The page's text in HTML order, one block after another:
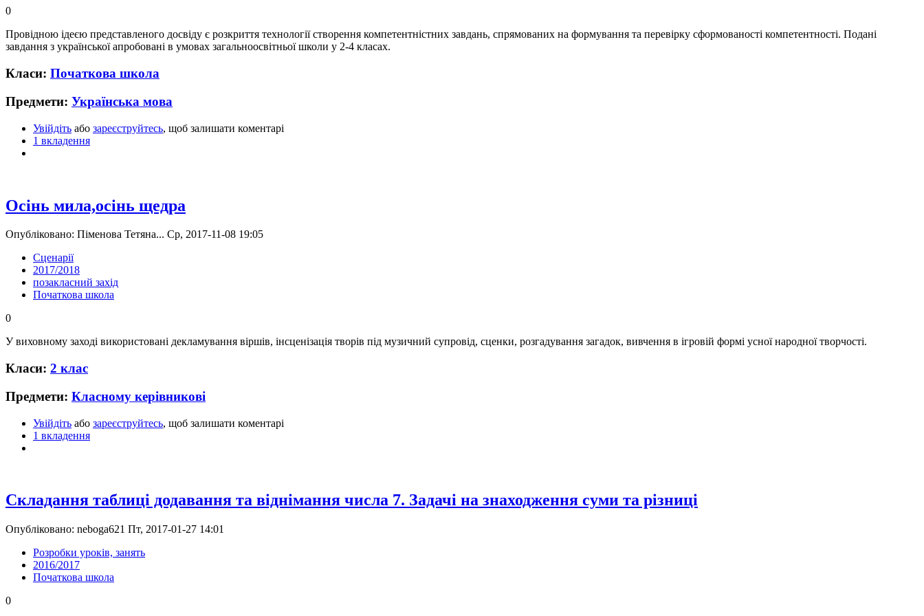
0
Провідною ідеєю представленого досвіду є розкриття технології створення компетентністних завдань, спрямованих на формування та перевірку сформованості компетентності. Подані
завдання з української апробовані в умовах загальноосвітньої школи у 2-4 класах.
Класи: Початкова школа
Предмети: Українська мова
Увійдіть або зареєструйтесь, щоб залишати коментарі
1 вкладення
Осінь мила,осінь щедра
Опубліковано: Піменова Тетяна... Ср, 2017-11-08 19:05
Сценарії
2017/2018
позакласний захід
Початкова школа
0
У виховному заході використовані декламування віршів, інсценізація творів під музичний супровід, сценки, розгадування загадок, вивчення в ігровій формі усної народної творчості.
Класи: 2 клас
Предмети: Класному керівникові
Увійдіть або зареєструйтесь, щоб залишати коментарі
1 вкладення
Складання таблиці додавання та віднімання числа 7. Задачі на знаходження суми та різниці
Опубліковано: neboga621 Пт, 2017-01-27 14:01
Розробки уроків, занять
2016/2017
Початкова школа
0